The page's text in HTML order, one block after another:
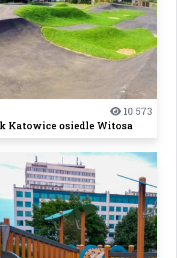
10 573
Katowice osiedle Witosa